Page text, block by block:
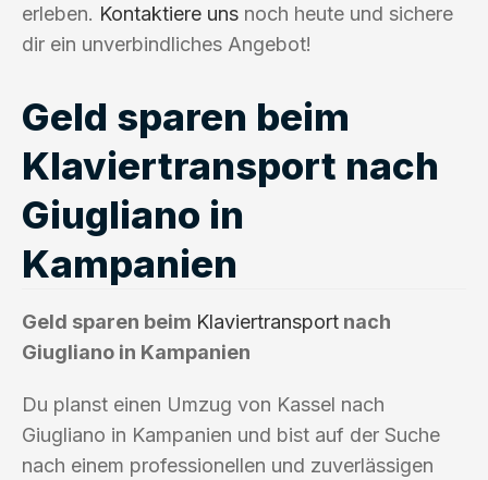
erleben. Kontaktiere uns noch heute und sichere
dir ein unverbindliches Angebot!
Geld sparen beim
Klaviertransport nach
Giugliano in
Kampanien
Geld sparen beim Klaviertransport nach
Giugliano in Kampanien
Du planst einen Umzug von Kassel nach
Giugliano in Kampanien und bist auf der Suche
nach einem professionellen und zuverlässigen